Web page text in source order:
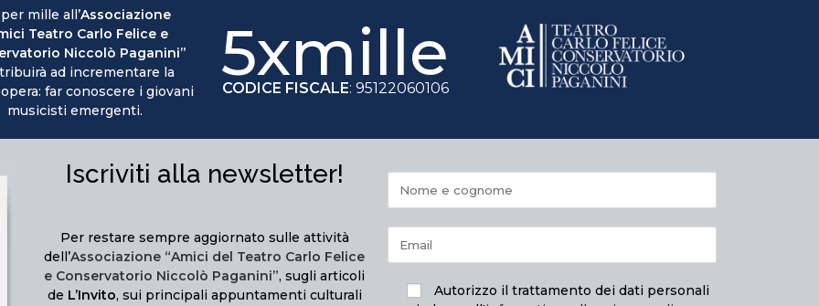
mille all’Associazione
Teatro Carlo Felice e
Niccolò Paganini”
ad incrementare la
far conoscere i giovani
musicisti emergenti.
5xmille
CODICE FISCALE: 95122060106
Iscriviti alla newsletter!
Per restare sempre aggiornato sulle attività
dell’Associazione “Amici del Teatro Carlo Felice
e Conservatorio Niccolò Paganini”, sugli articoli
de L’Invito, sui principali appuntamenti culturali
Autorizzo il trattamento dei dati personali